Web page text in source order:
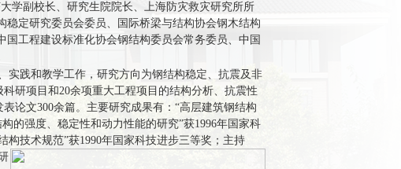
学副校长、研究生院院长、上海防灾救灾研究所所
定研究委员会委员、国际桥梁与结构协会钢木结构
工程建设标准化协会钢结构委员会常务委员、中国
实践和教学工作，研究方向为钢结构稳定、抗震及非
科研项目和20余项重大工程项目的结构分析、抗震性
表论文300余篇。主要研究成果有：“高层建筑钢结构
的强度、稳定性和动力性能的研究”获1996年国家科
构技术规范”获1990年国家科技进步三等奖； 主持